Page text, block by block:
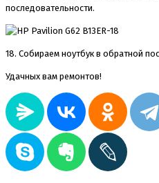
последовательности.
18. Собираем ноутбук в обратной
Удачных вам ремонтов!